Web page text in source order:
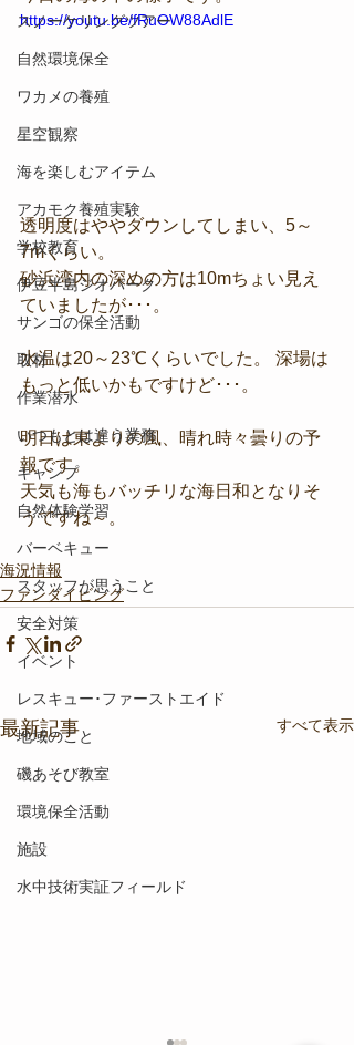
スノーケリングツアー
自然環境保全
ワカメの養殖
星空観察
海を楽しむアイテム
アカモク養殖実験
学校教育
伊豆半島ジオパーク
サンゴの保全活動
取材
作業潜水
いつもとは違う業務
キャンプ
自然体験学習
バーベキュー
スタッフが思うこと
安全対策
イベント
レスキュー･ファーストエイド
地域のこと
磯あそび教室
環境保全活動
施設
水中技術実証フィールド
https://youtu.be/fRuOW88AdlE
透明度はややダウンしてしまい、5～
7mくらい。
砂浜湾内の深めの方は10mちょい見え
ていましたが･･･。
水温は20～23℃くらいでした。 深場は
もっと低いかもですけど･･･。
明日は東よりの風、晴れ時々曇りの予
報です。
天気も海もバッチリな海日和となりそ
うですね～。
海況情報
ファンダイビング
最新記事 すべて表示